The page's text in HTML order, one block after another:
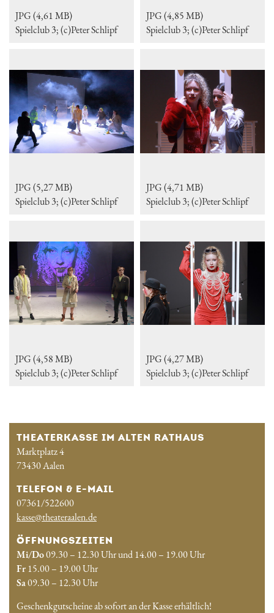
JPG (4,61 MB)
Spielclub 3; (c)Peter Schlipf
JPG (4,85 MB)
Spielclub 3; (c)Peter Schlipf
JPG (5,27 MB)
Spielclub 3; (c)Peter Schlipf
JPG (4,71 MB)
Spielclub 3; (c)Peter Schlipf
JPG (4,58 MB)
Spielclub 3; (c)Peter Schlipf
JPG (4,27 MB)
Spielclub 3; (c)Peter Schlipf
THEATERKASSE IM ALTEN RATHAUS
Marktplatz 4
73430 Aalen
TELEFON & E-MAIL
07361/522600
kasse@theateraalen.de
ÖFFNUNGSZEITEN
Mi/Do09.30 – 12.30 Uhr und 14.00 – 19.00 Uhr
Fr15.00 – 19.00 Uhr
Sa09.30 – 12.30 Uhr
Geschenkgutscheine ab sofort an der Kasse erhältlich!